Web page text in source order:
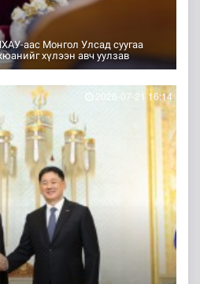
аас Монгол Улсад суугаа
хүлээн авч уулзав
2026-07-21 16:14